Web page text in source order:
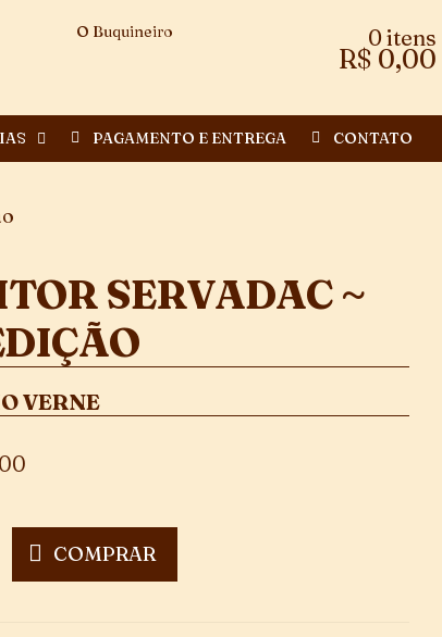
0 itens
R$ 0,00
PAGAMENTO E ENTREGA CONTATO
SERVADAC ~
VERNE
COMPRAR